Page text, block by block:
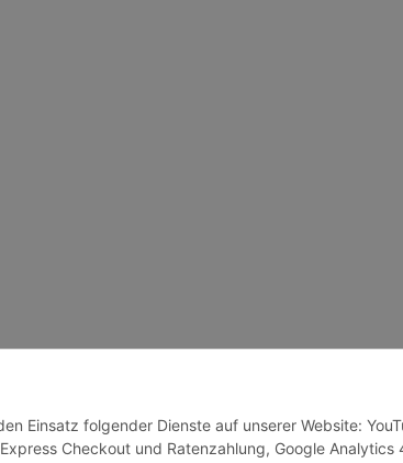
Einsatz folgender Dienste auf unserer Website:
Checkout und Ratenzahlung, Google Analytics